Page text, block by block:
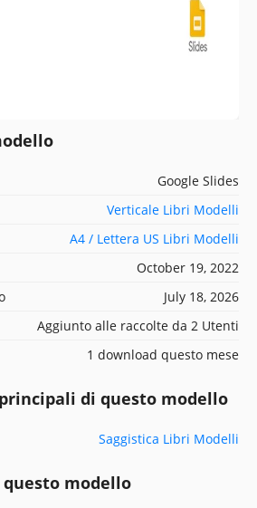
Google Slides
Verticale Libri Modelli
A4 / Lettera US Libri Modelli
October 19, 2022
July 18, 2026
Aggiunto alle raccolte da 2 Utenti
1 download questo mese
di questo modello
Saggistica Libri Modelli
modello